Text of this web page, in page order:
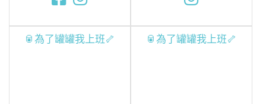
🥫為了罐罐我上班🦴 🥫為了罐罐我上班🦴